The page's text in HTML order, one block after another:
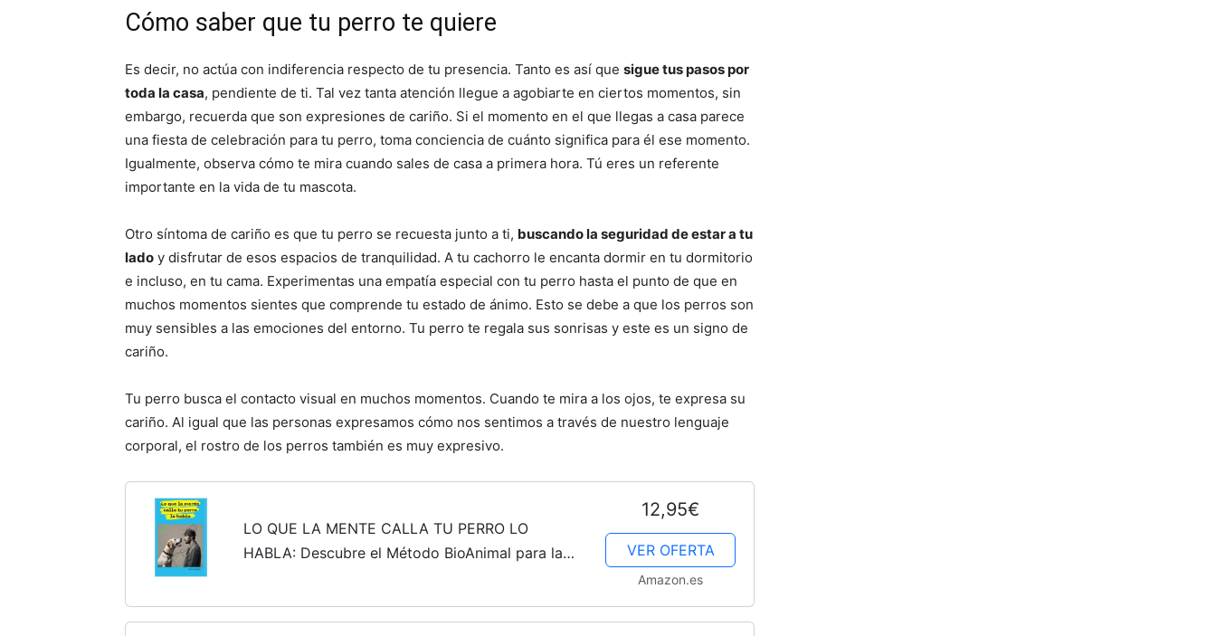
Fotos
de
Cómo saber que tu perro te quiere
Es decir, no actúa con indiferencia respecto de tu presencia. Tanto es así que sigue tus pasos por
toda la casa, pendiente de ti. Tal vez tanta atención llegue a agobiarte en ciertos momentos, sin
embargo, recuerda que son expresiones de cariño. Si el momento en el que llegas a casa parece
una fiesta de celebración para tu perro, toma conciencia de cuánto significa para él ese momento.
Igualmente, observa cómo te mira cuando sales de casa a primera hora. Tú eres un referente
importante en la vida de tu mascota.
Otro síntoma de cariño es que tu perro se recuesta junto a ti, buscando la seguridad de estar a tu
lado y disfrutar de esos espacios de tranquilidad. A tu cachorro le encanta dormir en tu dormitorio
e incluso, en tu cama. Experimentas una empatía especial con tu perro hasta el punto de que en
muchos momentos sientes que comprende tu estado de ánimo. Esto se debe a que los perros son
muy sensibles a las emociones del entorno. Tu perro te regala sus sonrisas y este es un signo de
cariño.
Tu perro busca el contacto visual en muchos momentos. Cuando te mira a los ojos, te expresa su
cariño. Al igual que las personas expresamos cómo nos sentimos a través de nuestro lenguaje
corporal, el rostro de los perros también es muy expresivo.
LO QUE LA MENTE CALLA TU PERRO LO
HABLA: Descubre el Método BioAnimal para la
12,95€
VER OFERTA
Amazon.es